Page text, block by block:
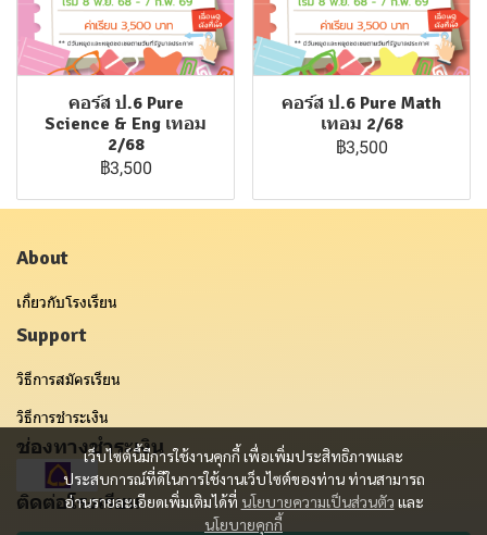
คอร์ส ป.6 Pure
Science & Eng เทอม
2/68
฿3,500
คอร์ส ป.6 Pure Math
เทอม 2/68
฿3,500
เว็บไซต์นี้มีการใช้งานคุกกี้ เพื่อเพิ่มประสิทธิภาพและ
ประสบการณ์ที่ดีในการใช้งานเว็บไซต์ของท่าน ท่านสามารถ
อ่านรายละเอียดเพิ่มเติมได้ที่ นโยบายความเป็นส่วนตัว และ
นโยบายคุกกี้
About
เกี่ยวกับโรงเรียน
Support
วิธีการสมัครเรียน
วิธีการชำระเงิน
ช่องทางชำระเงิน
ติดต่อโรงเรียน